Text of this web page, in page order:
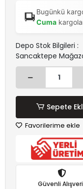
Bugünkü
Cuma
Depo Stok Bilgileri :
Sancaktepe
Sepete
Favorilerime ekle
Güvenli